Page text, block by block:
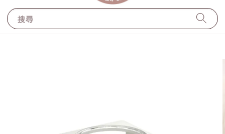
搜尋